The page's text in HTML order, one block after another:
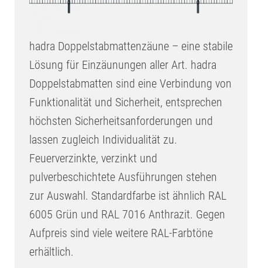
hadra Doppelstabmattenzäune – eine stabile
Lösung für Einzäunungen aller Art. hadra
Doppelstabmatten sind eine Verbindung von
Funktionalität und Sicherheit, entsprechen
höchsten Sicherheitsanforderungen und
lassen zugleich Individualität zu.
Feuerverzinkte, verzinkt und
pulverbeschichtete Ausführungen stehen
zur Auswahl. Standardfarbe ist ähnlich RAL
6005 Grün und RAL 7016 Anthrazit. Gegen
Aufpreis sind viele weitere RAL-Farbtöne
erhältlich.